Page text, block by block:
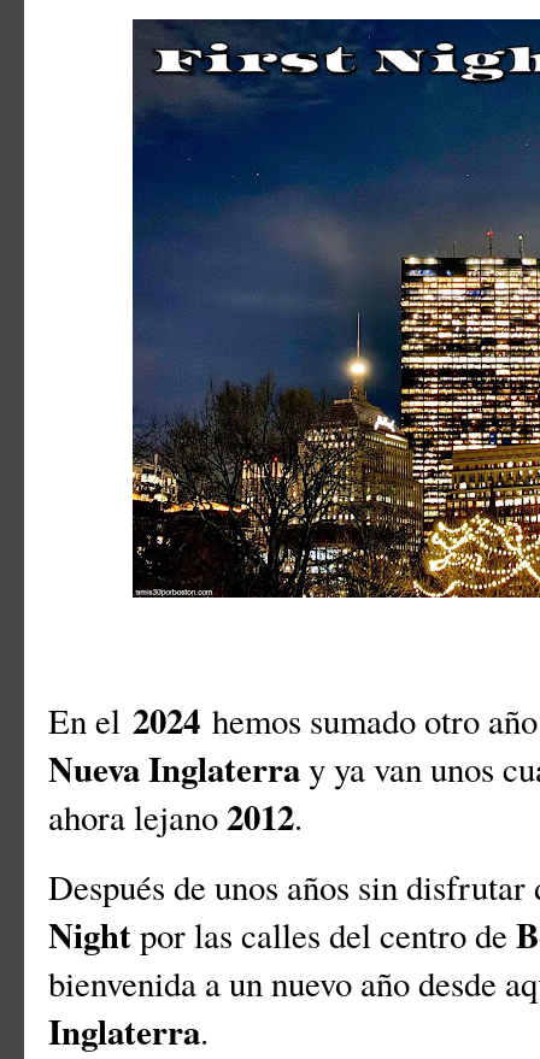
En el 2024 hemos sumado otro
Nueva Inglaterray ya van unos
ahora lejano2012.
Después de unos años sin
Nightpor las calles del centro de
bienvenida a un nuevo año desde
Inglaterra.